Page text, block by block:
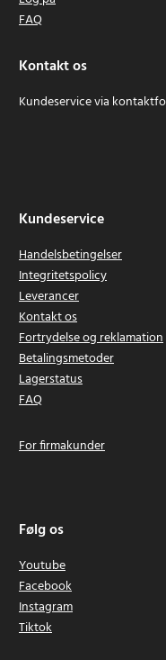
FAQ
Kontakt os
Kundeservice via
Kundeservice
Handelsbetingelser
Integritetspolicy
Leverancer
Kontakt os
Fortrydelse og reklamation
Betalingsmetoder
Lagerstatus
FAQ
For firmakunder
Følg os
Youtube
Facebook
Instagram
Tiktok